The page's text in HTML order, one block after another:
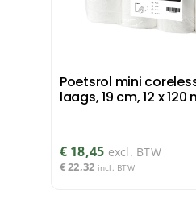
Poetsrol mini
laags, 19 cm, 12 x 120
€ 18,45 excl. BTW
€22,32 incl. BTW